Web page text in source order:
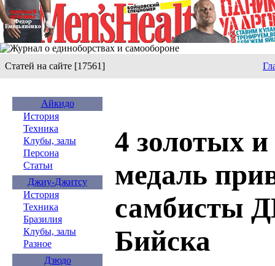
Статей на сайте [17561]
Айкидо
История
Техника
Клубы, залы
Персона
Статьи
Джиу-Джитсу
История
Техника
Бразилия
Клубы, залы
Разное
Дзюдо
4 золотых
медаль
самбисты
Бийска